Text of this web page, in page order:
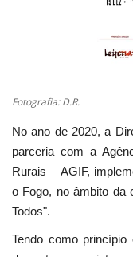
Fotografia: D.R.
No ano de 2020, a
parceria com a
Rurais – AGIF,
o Fogo, no âmbito da
Todos".
Tendo como princípio